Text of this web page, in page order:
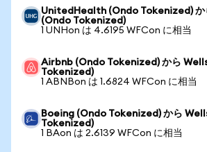
UnitedHealth (Ondo Tokenized) か
(Ondo Tokenized)
1 UNHon は 4.6195 WFCon に相当
Airbnb (Ondo Tokenized) から
Tokenized)
1 ABNBon は 1.6824 WFCon に相当
Boeing (Ondo Tokenized) から
Tokenized)
1 BAon は 2.6139 WFCon に相当